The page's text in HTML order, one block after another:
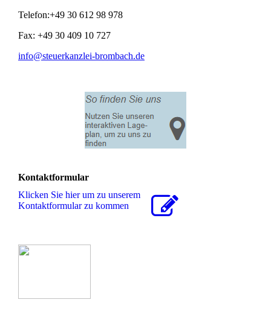
Telefon:+49 30 612 98 978
Fax: +49 30 409 10 727
info@steuerkanzlei-brombach.de
Kontaktformular
Klicken Sie hier um zu unserem
Kon­takt­for­mu­lar zu kommen